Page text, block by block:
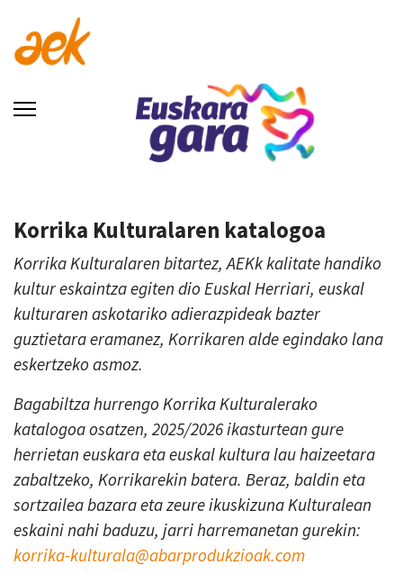
Korrika Kulturalaren katalogoa
Korrika Kulturalaren bitartez, AEKk kalitate handiko
kultur eskaintza egiten dio Euskal Herriari, euskal
kulturaren askotariko adierazpideak bazter
guztietara eramanez, Korrikaren alde egindako lana
eskertzeko asmoz.
Bagabiltza hurrengo Korrika Kulturalerako
katalogoa osatzen, 2025/2026 ikasturtean gure
herrietan euskara eta euskal kultura lau haizeetara
zabaltzeko, Korrikarekin batera. Beraz, baldin eta
sortzailea bazara eta zeure ikuskizuna Kulturalean
eskaini nahi baduzu, jarri harremanetan gurekin:
korrika-kulturala@abarprodukzioak.com